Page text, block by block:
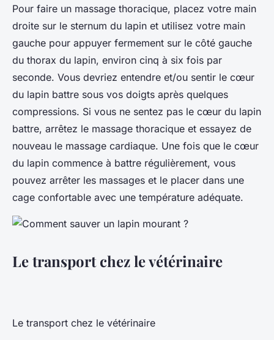
Pour faire un massage thoracique, placez votre main
droite sur le sternum du lapin et utilisez votre main
gauche pour appuyer fermement sur le côté gauche
du thorax du lapin, environ cinq à six fois par
seconde. Vous devriez entendre et/ou sentir le cœur
du lapin battre sous vos doigts après quelques
compressions. Si vous ne sentez pas le cœur du lapin
battre, arrêtez le massage thoracique et essayez de
nouveau le massage cardiaque. Une fois que le cœur
du lapin commence à battre régulièrement, vous
pouvez arrêter les massages et le placer dans une
cage confortable avec une température adéquate.
Le transport chez le vétérinaire
Le transport chez le vétérinaire